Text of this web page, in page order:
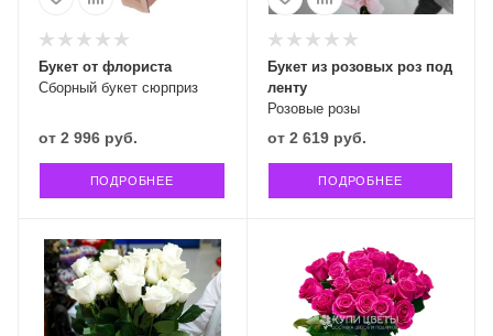
Сборный букет сюрприз
Букет от флориста
от 2 996 руб.
ПОДРОБНЕЕ
Розовые розы
Букет из розовых роз под
ленту
от 2 619 руб.
ПОДРОБНЕЕ